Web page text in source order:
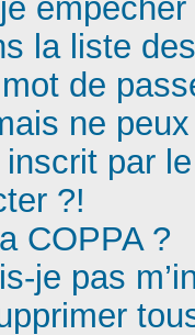
la liste
de
ne
inscrit par
?!
COPPA ?
je pas